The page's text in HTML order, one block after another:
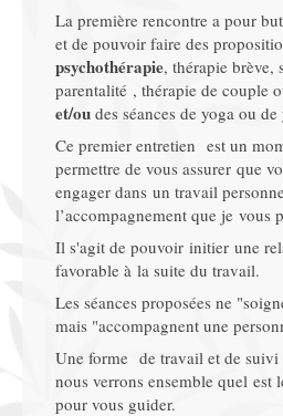
La première rencontre a pour
et de pouvoir faire des
psychothérapie, thérapie brève,
parentalité , thérapie de couple
et/ou des séances de yoga ou de
Ce premier entretien est un
permettre de vous assurer que
engager dans un travail
l’accompagnement que je vous
Il s'agit de pouvoir initier une
favorable à la suite du travail.
Les séances proposées ne
mais "accompagnent une
Une forme de travail et de suivi
nous verrons ensemble quel est
pour vous guider.